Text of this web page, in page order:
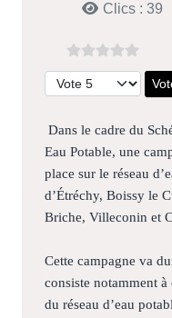
Clics : 39
Veuillez voter
Dans le cadre du
Eau Potable, une
place sur le réseau
d’Étréchy, Boissy le
Briche, Villeconin et
Cette campagne va
consiste notamment
du réseau d’eau